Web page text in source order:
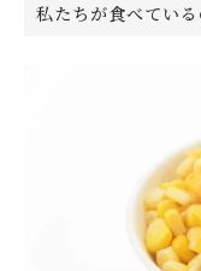
私たちが食べてい